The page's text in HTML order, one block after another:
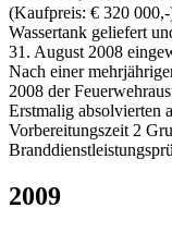
(Kaufpreis: € 320
Wassertank geliefert
31. August 2008
Nach einer
2008 der
Erstmalig absolvierten
Vorbereitungszeit 2
2009